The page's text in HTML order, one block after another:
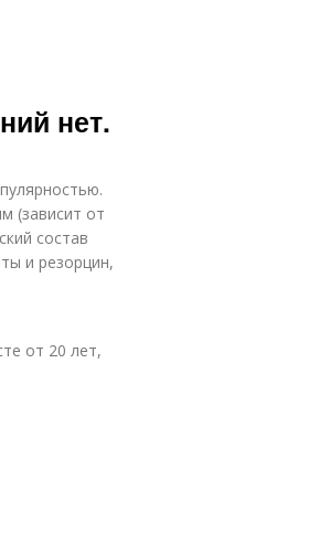
нет.
(зависит от
состав
и резорцин,
от 20 лет,